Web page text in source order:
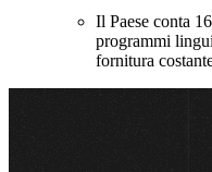
Il Paese conta
programmi
fornitura